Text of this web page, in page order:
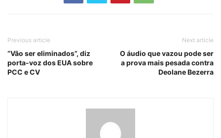
Previous article
“Vão ser eliminados”, diz
porta-voz dos EUA sobre
PCC e CV
Next article
O áudio que vazou pode ser
a prova mais pesada contra
Deolane Bezerra